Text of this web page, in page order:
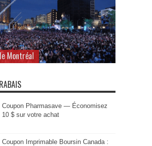
Montréal
Coupon Pharmasave — Économisez
10 $ sur votre achat
Coupon Imprimable Boursin Canada :